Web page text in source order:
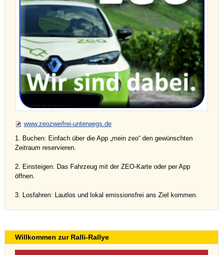
www.zeozweifrei-unterwegs.de
1. Buchen: Einfach über die App „mein zeo“ den gewünschten
Zeitraum reservieren.
2. Einsteigen: Das Fahrzeug mit der ZEO-Karte oder per App
öffnen.
3. Losfahren: Lautlos und lokal emissionsfrei ans Ziel kommen.
Willkommen zur Ralli-Rallye